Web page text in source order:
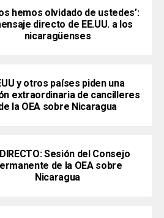
hemos olvidado de ustedes’:
directo de EE.UU. a los
nicaragüenses
y otros países piden una
extraordinaria de cancilleres
la OEA sobre Nicaragua
DIRECTO: Sesión del Consejo
de la OEA sobre
Nicaragua